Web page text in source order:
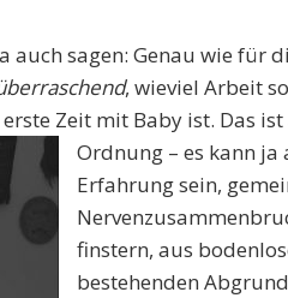
auch sagen: Genau wie für
, wieviel Arbeit
Zeit mit Baby ist. Das
Ordnung – es kann ja
Erfahrung sein,
finstern, aus
bestehenden